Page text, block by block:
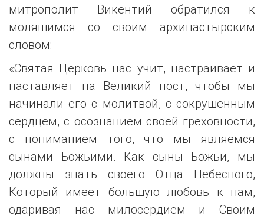
митрополит Викентий обратился к
молящимся со своим архипастырским
словом:
«Святая Церковь нас учит, настраивает и
наставляет на Великий пост, чтобы мы
начинали его с молитвой, с сокрушенным
сердцем, с осознанием своей греховности,
с пониманием того, что мы являемся
сынами Божьими. Как сыны Божьи, мы
должны знать своего Отца Небесного,
Который имеет большую любовь к нам,
одаривая нас милосердием и Своим